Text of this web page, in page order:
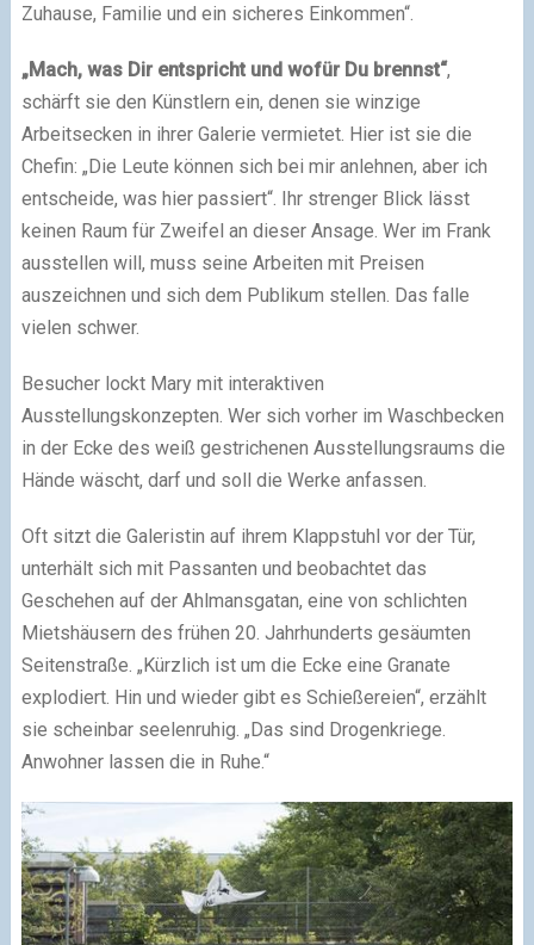
Zuhause, Familie und ein sicheres Einkommen“.
„Mach, was Dir entspricht und wofür Du brennst“,
schärft sie den Künstlern ein, denen sie winzige
Arbeitsecken in ihrer Galerie vermietet. Hier ist sie die
Chefin: „Die Leute können sich bei mir anlehnen, aber ich
entscheide, was hier passiert“. Ihr strenger Blick lässt
keinen Raum für Zweifel an dieser Ansage. Wer im Frank
ausstellen will, muss seine Arbeiten mit Preisen
auszeichnen und sich dem Publikum stellen. Das falle
vielen schwer.
Besucher lockt Mary mit interaktiven
Ausstellungskonzepten. Wer sich vorher im Waschbecken
in der Ecke des weiß gestrichenen Ausstellungsraums die
Hände wäscht, darf und soll die Werke anfassen.
Oft sitzt die Galeristin auf ihrem Klappstuhl vor der Tür,
unterhält sich mit Passanten und beobachtet das
Geschehen auf der Ahlmansgatan, eine von schlichten
Mietshäusern des frühen 20. Jahrhunderts gesäumten
Seitenstraße. „Kürzlich ist um die Ecke eine Granate
explodiert. Hin und wieder gibt es Schießereien“, erzählt
sie scheinbar seelenruhig. „Das sind Drogenkriege.
Anwohner lassen die in Ruhe.“